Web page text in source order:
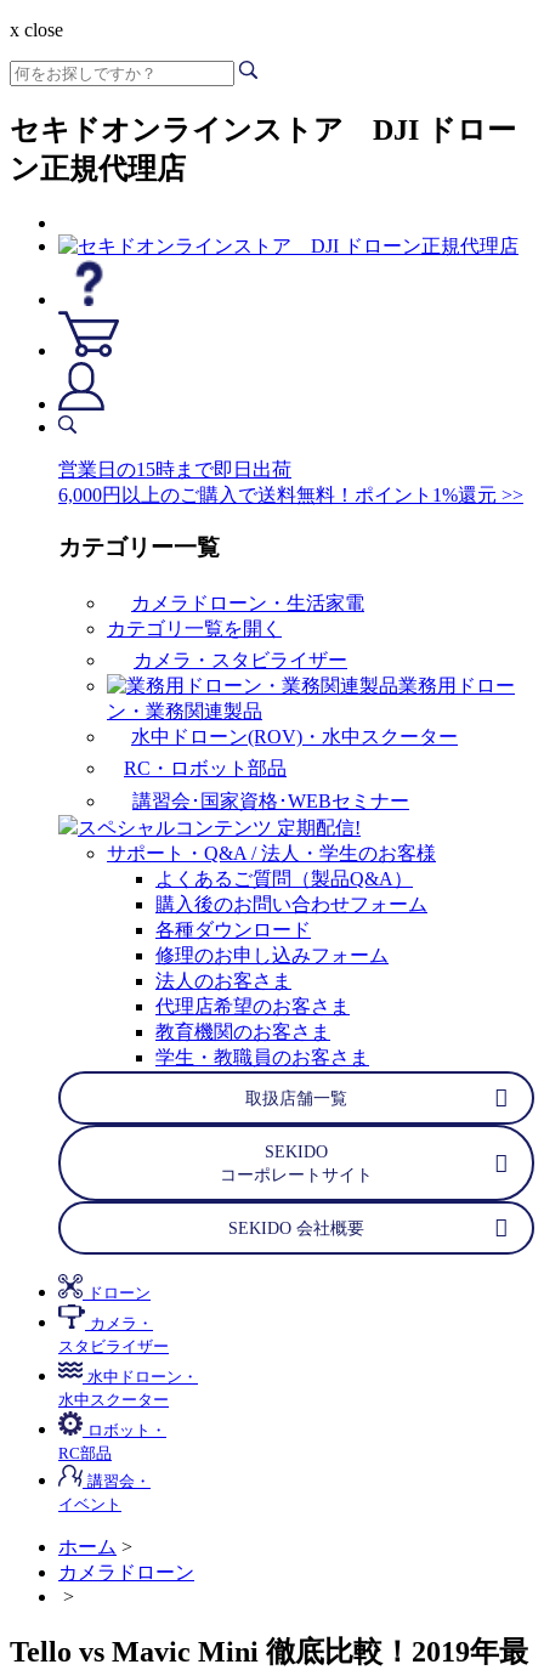
x close
セキドオンラインストア DJI ドロー
ン正規代理店
営業日の15時まで即日出荷
6,000円以上のご購入で送料無料！ポイント1%還元 >>
カテゴリー一覧
カメラドローン・生活家電
カテゴリ一覧を開く
カメラ・スタビライザー
業務用ドロー
ン・業務関連製品
水中ドローン(ROV)・水中スクーター
RC・ロボット部品
講習会･国家資格･WEBセミナー
スペシャルコンテンツ 定期配信!
サポート・Q&A / 法人・学生のお客様
よくあるご質問（製品Q&A）
購入後のお問い合わせフォーム
各種ダウンロード
修理のお申し込みフォーム
法人のお客さま
代理店希望のお客さま
教育機関のお客さま
学生・教職員のお客さま
取扱店舗一覧
SEKIDO
コーポレートサイト
SEKIDO 会社概要
ドローン
カメラ・
スタビライザー
水中ドローン・
水中スクーター
ロボット・
RC部品
講習会・
イベント
ホーム >
カメラドローン
>
Tello vs Mavic Mini 徹底比較！2019年最